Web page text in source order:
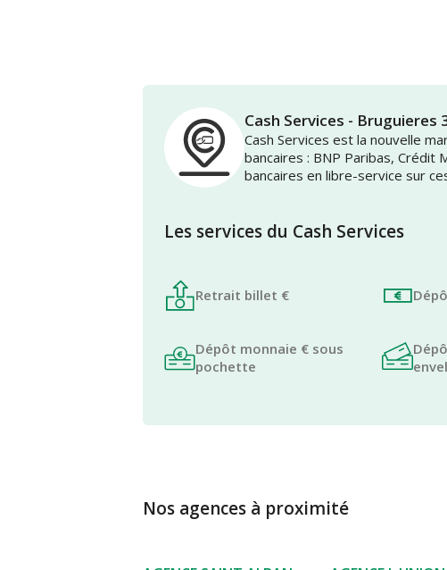
Cash Services - Bruguieres
Cash Services est la nouvelle
bancaires : BNP Paribas, Crédit
bancaires en libre-service sur
Les services du Cash Services
Retrait billet €
Dépôt monnaie € sous
pochette
Nos agences à proximité